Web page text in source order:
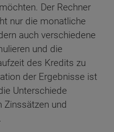
Der Rechner
nur die monatliche
auch verschiedene
und die
des Kredits zu
der Ergebnisse ist
Unterschiede
Zinssätzen und